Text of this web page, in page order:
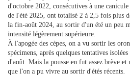
d'octobre 2022, consécutives à une
de l'été 2025, ont totalisé 2 à 2,5 fois plus
la fin-août 2024, au sortir d'un été un peu
intensité légèrement supérieure.
À l'apogée des cèpes, on a vu sortir les
spécimens, après quelques tentatives isolées
d'août. Mais la pousse en fut assez brève et
que l'on a pu vivre au sortir d'étés récents.